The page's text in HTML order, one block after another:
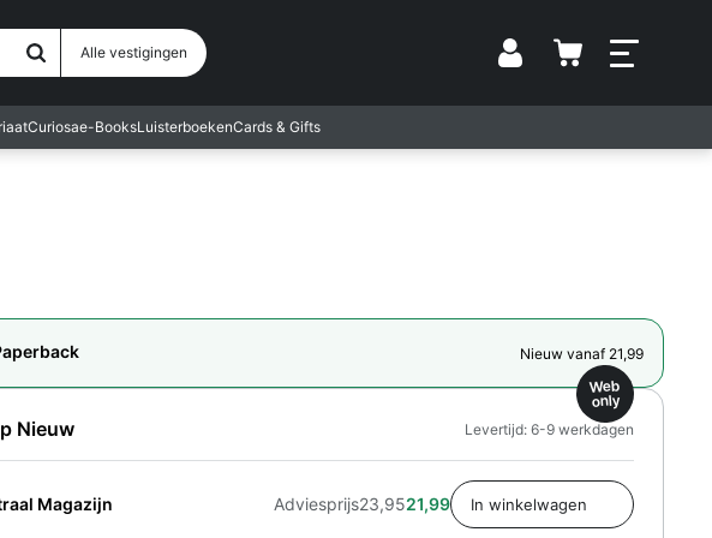
Alle vestigingen Vestiging
Curiosae-BooksLuisterboekenCards & Gifts
Nieuw vanaf 21,99
Nieuw
Web
only
Magazijn Adviesprijs23,9521,99
Levertijd: 6-9 werkdagen